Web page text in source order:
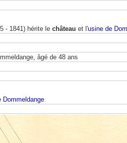
- 1841) hérite le château et l'usine de
âgé de 48 ans
Dommeldange